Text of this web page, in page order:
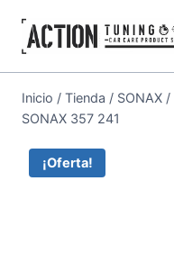
Inicio / Tienda / SONAX /
SONAX 357 241
¡Oferta!